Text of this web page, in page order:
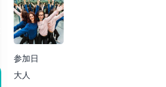
参加日
大人